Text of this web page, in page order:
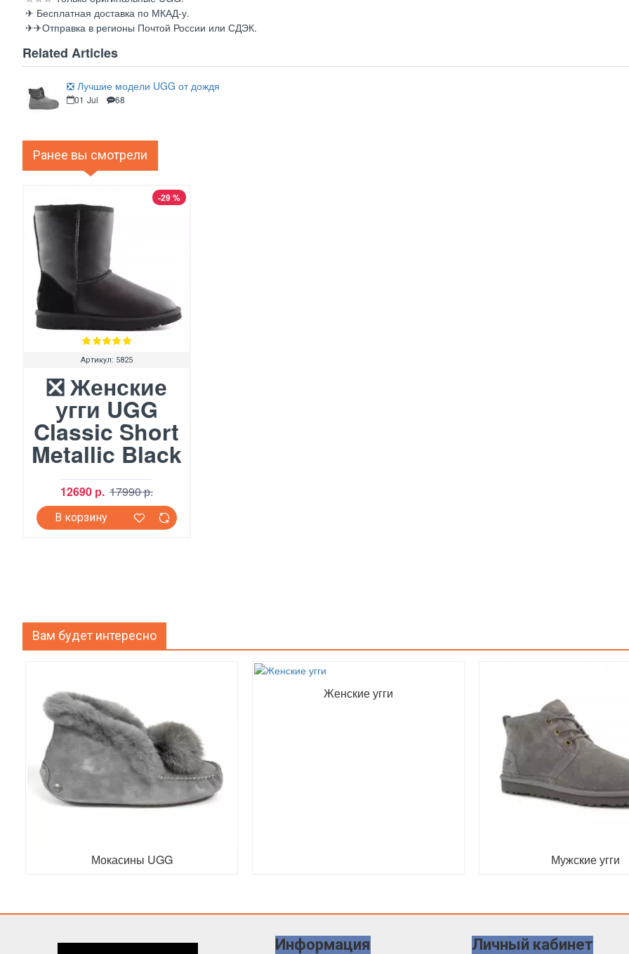
✈ Бесплатная доставка по МКАД-у.
✈✈Отправка в регионы Почтой России или СДЭК.
Related Articles
❎ Лучшие модели UGG от дождя
01 Jul 68
Ранее вы смотрели
-29 %
Артикул: 5825
❎ Женские
угги UGG
Classic Short
Metallic Black
12690 р. 17990 р.
В корзину
Вам будет интересно
Мокасины UGG
Женские угги
Мужские угги
Информация Личный кабинет